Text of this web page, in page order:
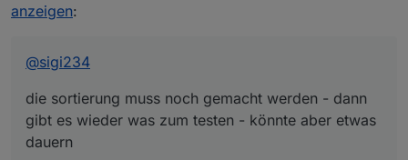
anzeigen:
@sigi234
die sortierung muss noch gemacht werden - dann
gibt es wieder was zum testen - könnte aber etwas
dauern